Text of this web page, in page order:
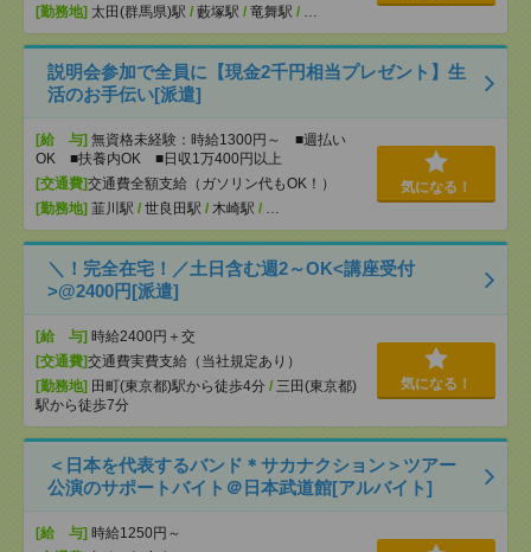
[勤務地] 太田(群馬県)駅 / 藪塚駅 / 竜舞駅 / …
説明会参加で全員に【現金2千円相当プレゼント】生
活のお手伝い[派遣]
[給 与] 無資格未経験：時給1300円～ ■週払い
OK ■扶養内OK ■日収1万400円以上
[交通費]交通費全額支給（ガソリン代もOK！）
[勤務地] 韮川駅 / 世良田駅 / 木崎駅 / …
気になる！
＼！完全在宅！／土日含む週2～OK<講座受付
>@2400円[派遣]
[給 与] 時給2400円＋交
[交通費]交通費実費支給（当社規定あり）
[勤務地] 田町(東京都)駅から徒歩4分 / 三田(東京都)
駅から徒歩7分
気になる！
＜日本を代表するバンド＊サカナクション＞ツアー
公演のサポートバイト＠日本武道館[アルバイト]
[給 与] 時給1250円～